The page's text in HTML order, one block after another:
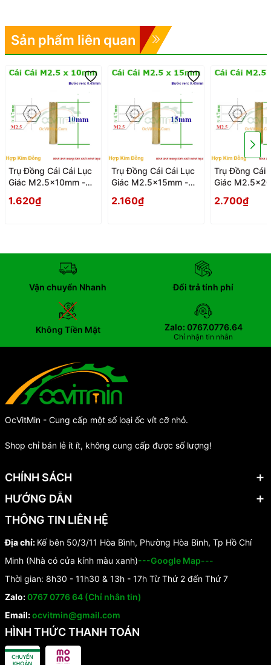
Sản phẩm liên quan
Trụ Đồng Cái Cái Lục
Giác M2.5x10mm -
Giac
1.620₫
Trụ Đồng Cái Cái Lục
Giác M2.5x15mm -
Giac
2.160₫
Trụ Đồng Cái
Giác
Giac
2.700₫
Vận chuyển Nhanh Đổi trả tính phí
Không Tiền Mặt Zalo: 0767.0776.64
Chỉ nhận tin nhắn
OcVitMin - Cung cấp một số loại ốc vít cỡ nhỏ.
Shop chỉ bán lẻ ít ít, không cung cấp được số lượng!
CHÍNH SÁCH
HƯỚNG DẪN
THÔNG TIN LIÊN HỆ
Địa chỉ: Kế bên 50/3/11 Hòa Bình, Phường Hòa Bình, Tp Hồ Chí
Minh (Nhà có cửa kính màu xanh)---Google Map---
Thời gian: 8h30 - 11h30 & 13h - 17h Từ Thứ 2 đến Thứ 7
Zalo:0767 0776 64 (Chỉ nhắn tin)
Email:ocvitmin@gmail.com
HÌNH THỨC THANH TOÁN